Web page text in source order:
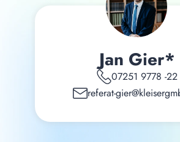
Jan Gier*
07251 9778 -22
referat-